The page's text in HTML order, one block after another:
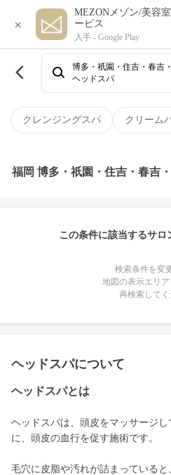
×
MEZONメゾン/美容
ービス
入手 - Google Play
クレンジングスパ クリーム
博多・祇園・住吉・春吉
ヘッドスパ
福岡 博多・祇園・住吉・春吉
この条件に該当するサロ
検索条件を変
地図の表示エリ
再検索して
ヘッドスパについて
ヘッドスパとは
ヘッドスパは、頭皮をマッサージ
に、頭皮の血行を促す施術です。
毛穴に皮脂や汚れが詰まっている